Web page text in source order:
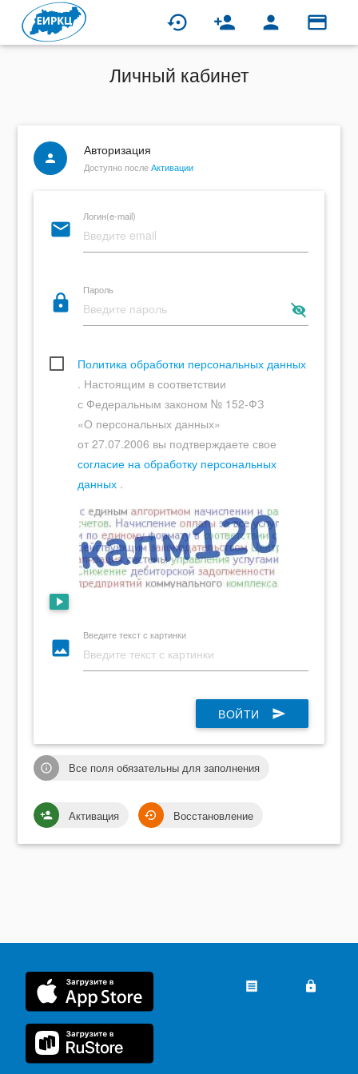
settings_backup_restore person_add person credit_card
Личный кабинет
person
Авторизация
Доступно послеАктивации
email
Логин(e-mail)
lock
Пароль
remove_red_eye
Политика обработки персональных данных
. Настоящим в соответствии
с Федеральным законом № 152-ФЗ
«О персональных данных»
от 27.07.2006 вы подтверждаете свое
согласие на обработку персональных
данных .
play_arrow
photo
Введите текст с картинки
ВОЙТИ send
info_outline Все поля обязательны для заполнения
person_add Активация settings_backup_restore Восстановление
lock
receipt